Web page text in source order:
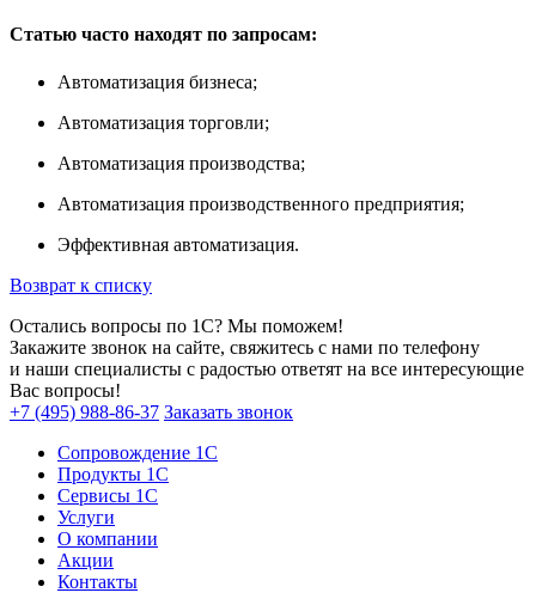
Статью часто находят по запросам:
Автоматизация бизнеса;
Автоматизация торговли;
Автоматизация производства;
Автоматизация производственного предприятия;
Эффективная автоматизация.
Возврат к списку
Остались вопросы по 1С? Мы поможем!
Закажите звонок на сайте, свяжитесь с нами по телефону
и наши специалисты с радостью ответят на все интересующие
Вас вопросы!
+7 (495) 988-86-37 Заказать звонок
Сопровождение 1С
Продукты 1С
Сервисы 1С
Услуги
О компании
Акции
Контакты